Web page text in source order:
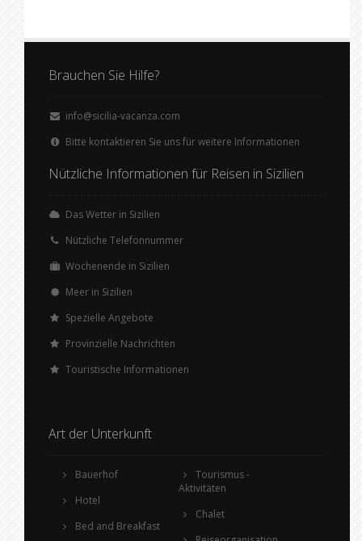
Brauchen Sie Hilfe?
info@sicilia-vacanza.com
Bitte kontaktieren Sie uns für weitere Informationen
Nützliche Informationen für Reisen in Sizilien
Das Wetter in Sizilien
Nützliche Telefonnummer
Wochenende in Sizilien
Meer in Sizilien
Spezielle Angebote
Provinzielle Nachrichten
Touristische Informationen
Art der Unterkunft
Bauerhof
Hotel
Bed and Breakfast
Tourismus -
Aktivitäten
Chalet